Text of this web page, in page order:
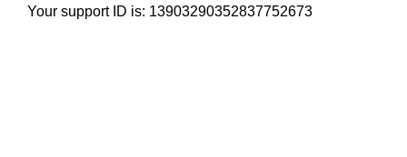
Your support ID is: 13903290352837752673